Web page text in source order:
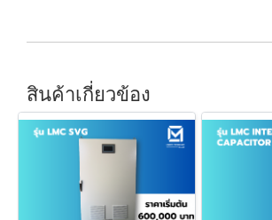
สินค้าเกี่ยวข้อง